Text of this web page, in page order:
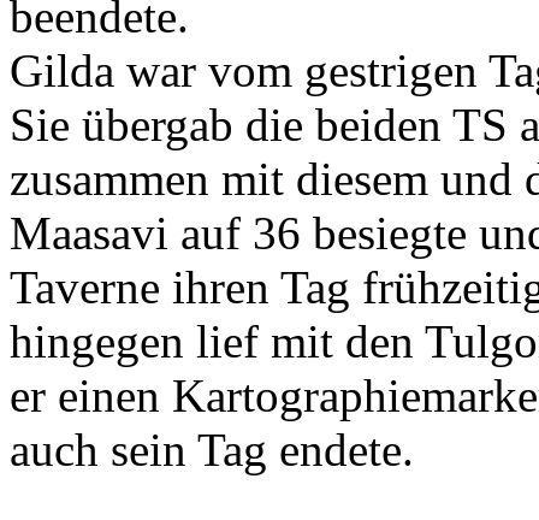
beendete.
Gilda war vom gestrigen
Sie übergab die beiden TS
zusammen mit diesem und
Maasavi auf 36 besiegte
Taverne ihren Tag
hingegen lief mit den
er einen
auch sein Tag endete.